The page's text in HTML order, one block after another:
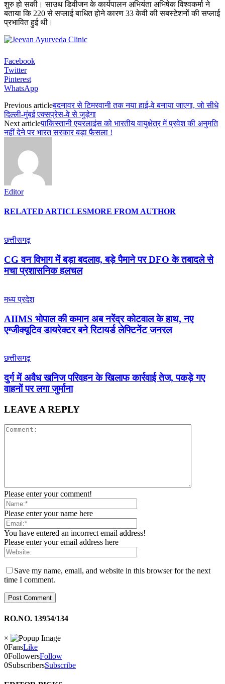
शुरु हो सकी। साउथ डिवीजन के कार्यपालन अभियंता अभिषेक विश्वकर्मा ने
बताया कि 220 से सप्लाई बाधित होने कारण 33 केवी की सबस्टेशनों की सप्लाई
प्रभावित हुई थी।
Facebook
Twitter
Pinterest
WhatsApp
Previous articleबदनावर से टिमरवानी तक नया हाई-वे बनाया जाएगा, जो सीधे
दिल्ली-मुंबई एक्सप्रेस-वे से जुड़ेगा
Next articleपाकिस्तानी एयरलाइंस को भारतीय वायुक्षेत्र में प्रवेश की अनुमति
नहीं देने पर भारत सरकार बड़ा फैसला !
Editor
RELATED ARTICLESMORE FROM AUTHOR
छत्तीसगढ़
CG वन विभाग में बड़ा बदलाव, बड़े पैमाने पर DFO के तबादले से
मचा प्रशासनिक हलचल
मध्य प्रदेश
AIIMS भोपाल की कमान अब नरेंद्र कोटवाल के हाथ, नए
एग्जीक्यूटिव डायरेक्टर बने रिटायर्ड लेफ्टिनेंट जनरल
छत्तीसगढ़
दुर्ग में अवैध खनिज परिवहन के खिलाफ कार्रवाई तेज, पकड़े गए
वाहनों पर लगा जुर्माना
LEAVE A REPLY
Please enter your comment!
Please enter your name here
You have entered an incorrect email address!
Please enter your email address here
Save my name, email, and website in this browser for the next
time I comment.
RO.NO. 13954/134
×
0FansLike
0FollowersFollow
0SubscribersSubscribe